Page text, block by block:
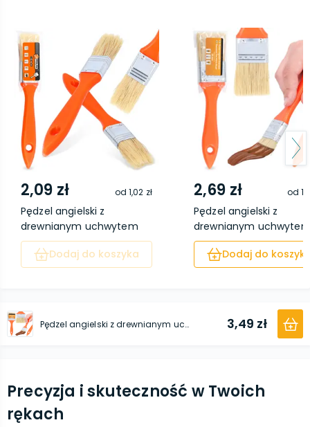
2,09 zł od1,02 zł
Pędzel angielski z
drewnianym uchwytem
2...
Dodaj do koszyka
2,69 zł od
Pędzel angielski z
drewnianym
3...
Dodaj do
Pędzel angielski z drewnianym uchwytem 63 mm 3,49 zł
Precyzja i skuteczność w Twoich
rękach